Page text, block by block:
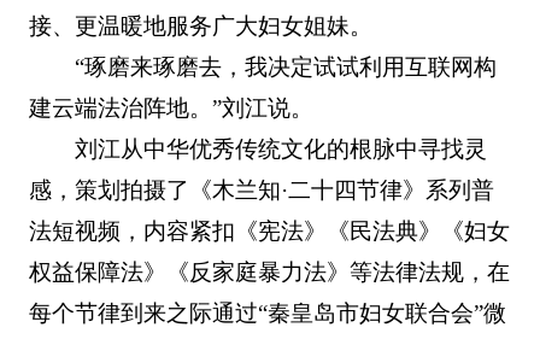
接、更温暖地服务广大妇女姐妹。
“琢磨来琢磨去，我决定试试利用互联网构
建云端法治阵地。”刘江说。
刘江从中华优秀传统文化的根脉中寻找灵
感，策划拍摄了《木兰知·二十四节律》系列普
法短视频，内容紧扣《宪法》《民法典》《妇女
权益保障法》《反家庭暴力法》等法律法规，在
每个节律到来之际通过“秦皇岛市妇女联合会”微